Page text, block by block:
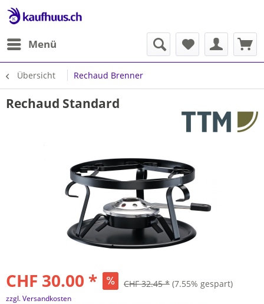
Menü
Übersicht Rechaud Brenner
Rechaud Standard
CHF 30.00 * CHF 32.45 * (7.55% gespart)
zzgl. Versandkosten